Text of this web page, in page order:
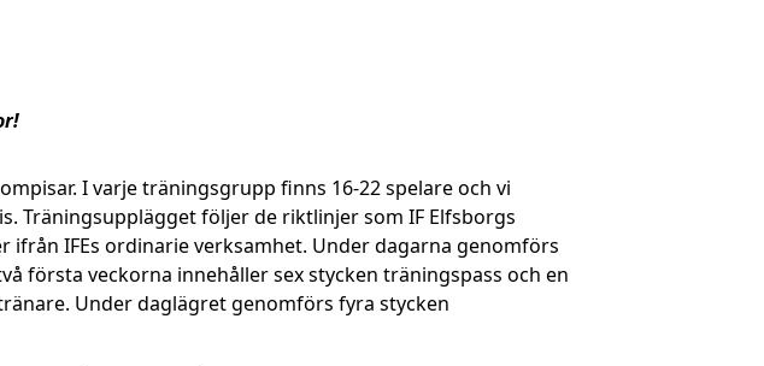
I varje träningsgrupp finns 16-22 spelare och vi
Träningsupplägget följer de riktlinjer som IF Elfsborgs
IFEs ordinarie verksamhet. Under dagarna genomförs
första veckorna innehåller sex stycken träningspass och en
Under daglägret genomförs fyra stycken